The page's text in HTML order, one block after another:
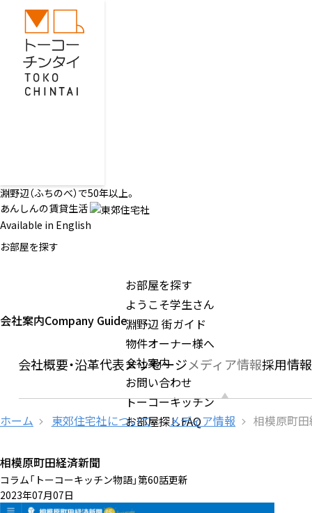
淵野辺（ふちのべ）で50年以上。
あんしんの賃貸生活
Available in English
お部屋を探す
お部屋を探す
ようこそ学生さん
淵野辺 街ガイド
物件オーナー様へ
会社案内
お問い合わせ
トーコーキッチン
お部屋探しFAQ
会社案内Company Guide
会社概要・沿革代表メッセージメディア情報採用情報
ホーム 東郊住宅社について メディア情報 相模原町
相模原町田経済新聞
コラム「トーコーキッチン物語」第60話更新
2023年07月07日